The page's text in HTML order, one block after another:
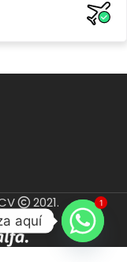
2021. 1
aquí